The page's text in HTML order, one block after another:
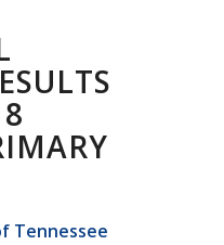
Tennessee